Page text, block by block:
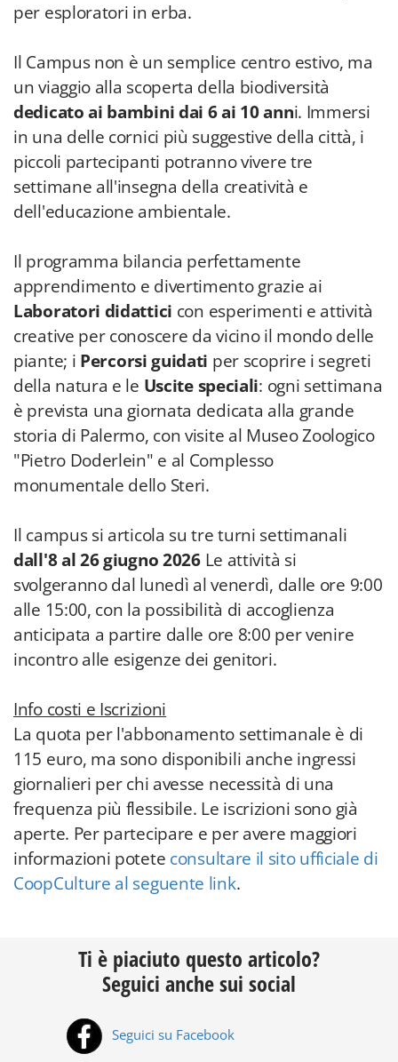
per esploratori in erba.
Il Campus non è un semplice centro estivo, ma
un viaggio alla scoperta della biodiversità
dedicato ai bambini dai 6 ai 10 anni. Immersi
in una delle cornici più suggestive della città, i
piccoli partecipanti potranno vivere tre
settimane all'insegna della creatività e
dell'educazione ambientale.
Il programma bilancia perfettamente
apprendimento e divertimento grazie ai
Laboratori didattici con esperimenti e attività
creative per conoscere da vicino il mondo delle
piante; i Percorsi guidati per scoprire i segreti
della natura e le Uscite speciali: ogni settimana
è prevista una giornata dedicata alla grande
storia di Palermo, con visite al Museo Zoologico
"Pietro Doderlein" e al Complesso
monumentale dello Steri.
Il campus si articola su tre turni settimanali
dall'8 al 26 giugno 2026Le attività si
svolgeranno dal lunedì al venerdì, dalle ore 9:00
alle 15:00, con la possibilità di accoglienza
anticipata a partire dalle ore 8:00 per venire
incontro alle esigenze dei genitori.
Info costi e Iscrizioni
La quota per l'abbonamento settimanale è di
115 euro, ma sono disponibili anche ingressi
giornalieri per chi avesse necessità di una
frequenza più flessibile. Le iscrizioni sono già
aperte. Per partecipare e per avere maggiori
informazioni potete consultare il sito ufficiale di
CoopCulture al seguente link.
Ti è piaciuto questo articolo?
Seguici anche sui social
Seguici su Facebook